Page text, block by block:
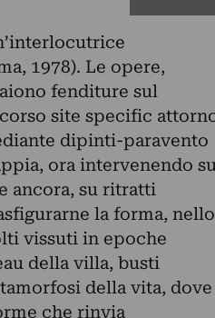
1978). Le opere,
fenditure sul
site specific
dipinti-paravento
ora intervenendo
ancora, su ritratti
la forma, nello
vissuti in epoche
della villa, busti
della vita, dove
che rinvia